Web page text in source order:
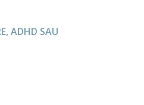
ADHD SAU